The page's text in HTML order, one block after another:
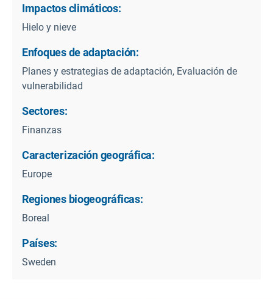
Impactos climáticos:
Hielo y nieve
Enfoques de adaptación:
Planes y estrategias de adaptación, Evaluación de
vulnerabilidad
Sectores:
Finanzas
Caracterización geográfica:
Europe
Regiones biogeográficas:
Boreal
Países:
Sweden